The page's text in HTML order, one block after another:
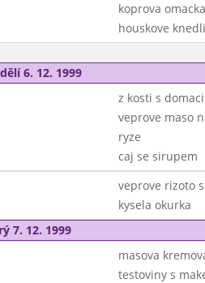
koprova omacka
houskove
6. 12. 1999
z kosti s
veprove maso
ryze
caj se sirupem
veprove rizoto
kysela okurka
7. 12. 1999
masova
testoviny s